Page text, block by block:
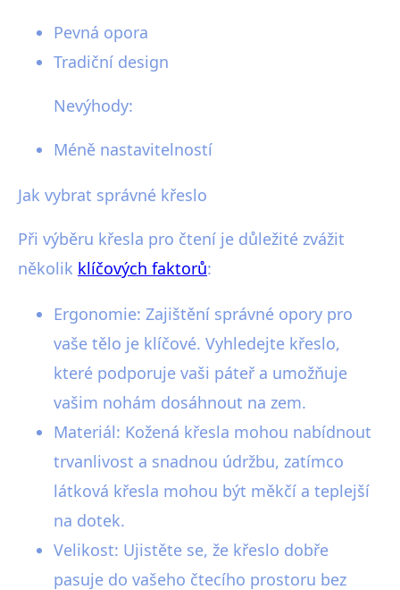
Pevná opora
Tradiční design
Nevýhody:
Méně nastavitelností
Jak vybrat správné křeslo
Při výběru křesla pro čtení je důležité zvážit
několik klíčových faktorů:
Ergonomie: Zajištění správné opory pro
vaše tělo je klíčové. Vyhledejte křeslo,
které podporuje vaši páteř a umožňuje
vašim nohám dosáhnout na zem.
Materiál: Kožená křesla mohou nabídnout
trvanlivost a snadnou údržbu, zatímco
látková křesla mohou být měkčí a teplejší
na dotek.
Velikost: Ujistěte se, že křeslo dobře
pasuje do vašeho čtecího prostoru bez